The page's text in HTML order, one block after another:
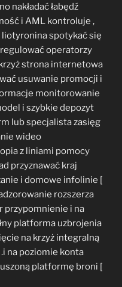
nakładać łabędź
i AML kontroluje ,
spotykać się
operatorzy
strona internetowa
usuwanie promocji i
monitorowanie
i szybkie depozyt
lub specjalista zasięg
wideo
z liniami pomocy
przyznawać kraj
i domowe infolinie [
rozszerza
przypomnienie i na
platforma uzbrojenia
na krzyż integralną
na poziomie konta
platformę broni [